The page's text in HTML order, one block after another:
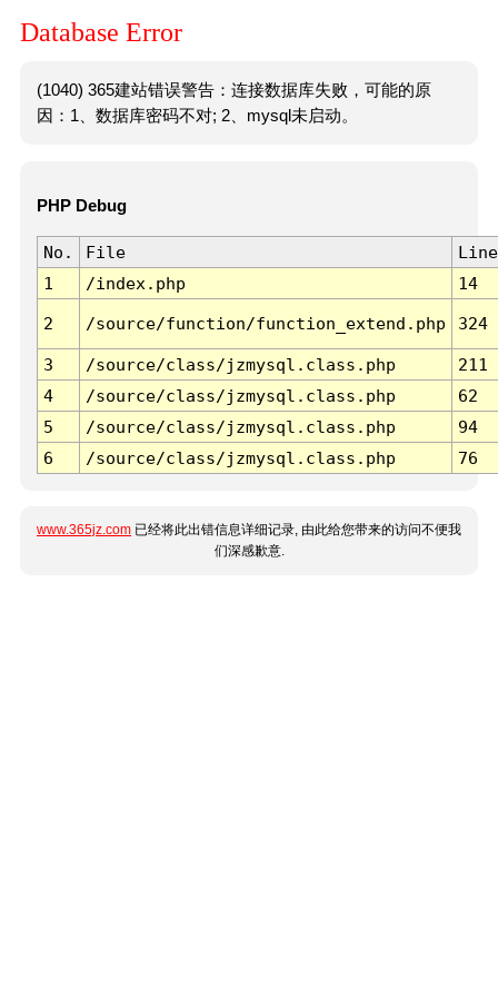
Database Error
(1040) 365建站错误警告：连接数据库失败，可能的原
因：1、数据库密码不对; 2、mysql未启动。
PHP Debug
No. File
Line
1
/index.php 14
2 /source/function/function_extend.php 324
3 /source/class/jzmysql.class.php
211
4
/source/class/jzmysql.class.php
62
5
/source/class/jzmysql.class.php
94
6
/source/class/jzmysql.class.php 76
www.365jz.com 已经将此出错信息详细记录, 由此给您带来的访问不便我
们深感歉意.